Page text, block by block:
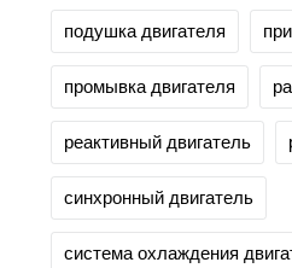
подушка двигателя
промывка двигателя
реактивный двигатель
синхронный двигатель
система охлаждения